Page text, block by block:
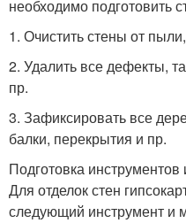
необходимо подготовить
1. Очистить стены от
2. Удалить все дефекты,
пр.
3. Зафиксировать все
балки, перекрытия и пр.
Подготовка
Для отделок стен
следующий инструмент и